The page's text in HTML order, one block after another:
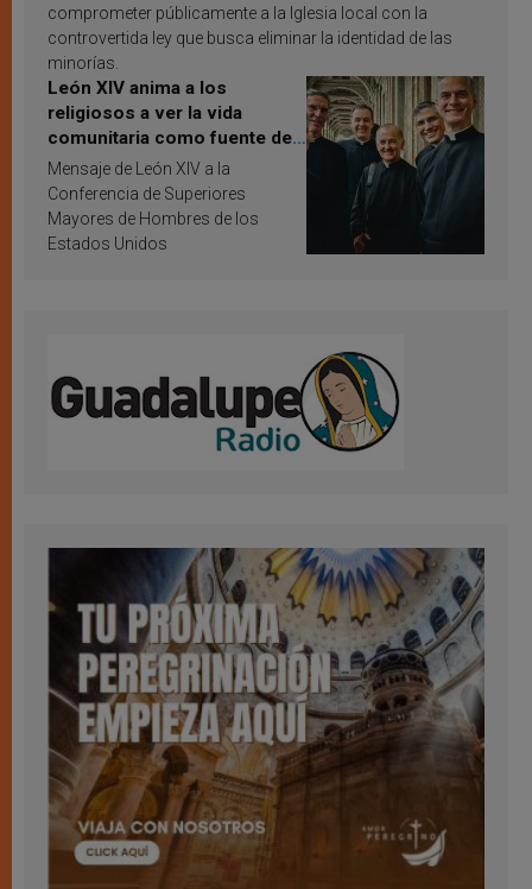
comprometer públicamente a la Iglesia local con la
controvertida ley que busca eliminar la identidad de las
minorías.
León XIV anima a los
religiosos a ver la vida
comunitaria como fuente de
inspiración y santificación
Mensaje de León XIV a la
Conferencia de Superiores
Mayores de Hombres de los
Estados Unidos